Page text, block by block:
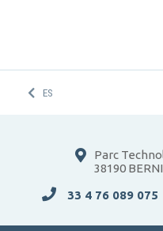
ES
Parc
38190
33 4 76 089 075